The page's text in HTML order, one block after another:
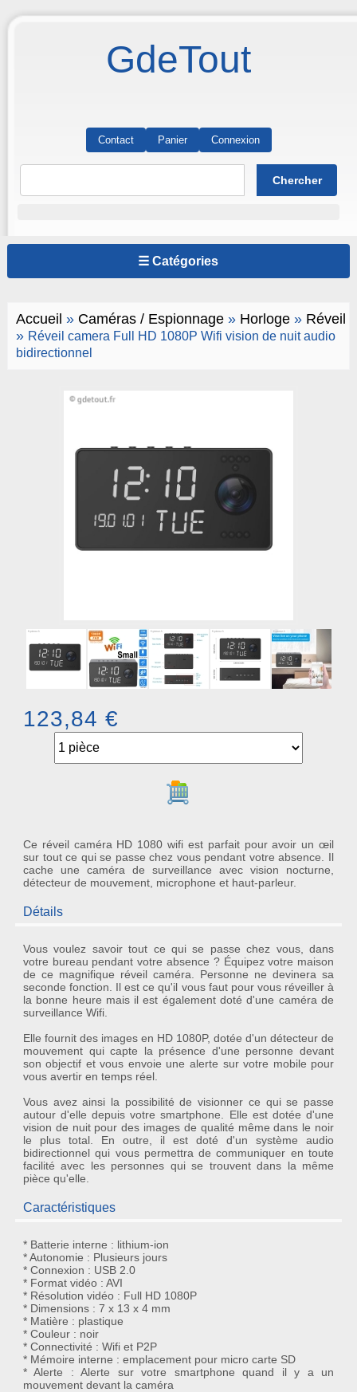
GdeTout
Contact Panier Connexion
☰ Catégories
Accueil » Caméras / Espionnage» Horloge» Réveil
» Réveil camera Full HD 1080P Wifi vision de nuit audio
bidirectionnel
123,84 €
Ajouter au panier
Ce réveil caméra HD 1080 wifi est parfait pour avoir un œil
sur tout ce qui se passe chez vous pendant votre absence. Il
cache une caméra de surveillance avec vision nocturne,
détecteur de mouvement, microphone et haut-parleur.
Détails
Vous voulez savoir tout ce qui se passe chez vous, dans
votre bureau pendant votre absence ? Équipez votre maison
de ce magnifique réveil caméra. Personne ne devinera sa
seconde fonction. Il est ce qu'il vous faut pour vous réveiller à
la bonne heure mais il est également doté d'une caméra de
surveillance Wifi.
Elle fournit des images en HD 1080P, dotée d'un détecteur de
mouvement qui capte la présence d'une personne devant
son objectif et vous envoie une alerte sur votre mobile pour
vous avertir en temps réel.
Vous avez ainsi la possibilité de visionner ce qui se passe
autour d'elle depuis votre smartphone. Elle est dotée d'une
vision de nuit pour des images de qualité même dans le noir
le plus total. En outre, il est doté d'un système audio
bidirectionnel qui vous permettra de communiquer en toute
facilité avec les personnes qui se trouvent dans la même
pièce qu'elle.
Caractéristiques
* Batterie interne : lithium-ion
* Autonomie : Plusieurs jours
* Connexion : USB 2.0
* Format vidéo : AVI
* Résolution vidéo : Full HD 1080P
* Dimensions : 7 x 13 x 4 mm
* Matière : plastique
* Couleur : noir
* Connectivité : Wifi et P2P
* Mémoire interne : emplacement pour micro carte SD
* Alerte : Alerte sur votre smartphone quand il y a un
mouvement devant la caméra